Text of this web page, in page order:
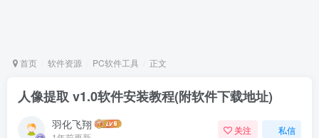
首页 软件资源 PC软件工具 正文
人像提取 v1.0软件安装教程(附软件下载地址)
羽化飞翔 关注 私信